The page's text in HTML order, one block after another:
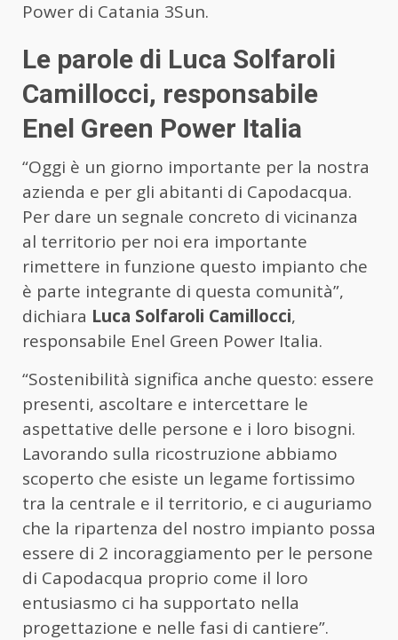
Power di Catania 3Sun.
Le parole di Luca Solfaroli
Camillocci, responsabile
Enel Green Power Italia
“Oggi è un giorno importante per la nostra
azienda e per gli abitanti di Capodacqua.
Per dare un segnale concreto di vicinanza
al territorio per noi era importante
rimettere in funzione questo impianto che
è parte integrante di questa comunità”,
dichiara Luca Solfaroli Camillocci,
responsabile Enel Green Power Italia.
“Sostenibilità significa anche questo: essere
presenti, ascoltare e intercettare le
aspettative delle persone e i loro bisogni.
Lavorando sulla ricostruzione abbiamo
scoperto che esiste un legame fortissimo
tra la centrale e il territorio, e ci auguriamo
che la ripartenza del nostro impianto possa
essere di 2 incoraggiamento per le persone
di Capodacqua proprio come il loro
entusiasmo ci ha supportato nella
progettazione e nelle fasi di cantiere”.